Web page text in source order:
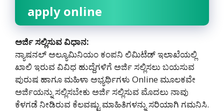
apply online
ಅರ್ಜಿ ಸಲ್ಲಿಸುವ ವಿಧಾನ:
ನ್ಯಾಷನಲ್ ಅಲ್ಯೂಮಿನಿಯಂ ಕಂಪನಿ ಲಿಮಿಟೆಡ್ ಇಲಾಖೆಯಲ್ಲಿ
ಖಾಲಿ ಇರುವ ವಿವಿಧ ಹುದ್ದೆಗಳಿಗೆ ಅರ್ಜಿ ಸಲ್ಲಿಸಲು ಬಯಸುವ
ಪುರುಷ ಹಾಗೂ ಮಹಿಳಾ ಅಭ್ಯರ್ಥಿಗಳು Online ಮೂಲಕವೇ
ಅರ್ಜಿಯನ್ನು ಸಲ್ಲಿಸಬೇಕು ಅರ್ಜಿ ಸಲ್ಲಿಸುವ ಮೊದಲು ನಾವು
ಕೆಳಗಡೆ ನೀಡಿರುವ ಕೆಲವಷ್ಟು ಮಾಹಿತಿಗಳನ್ನು ಸರಿಯಾಗಿ ಗಮನಿಸಿ.